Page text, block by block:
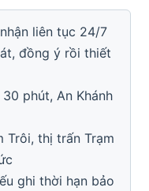
liên tục 24/7
đồng ý rồi thiết
phút, An Khánh
Trôi, thị trấn Trạm
ghi thời hạn bảo